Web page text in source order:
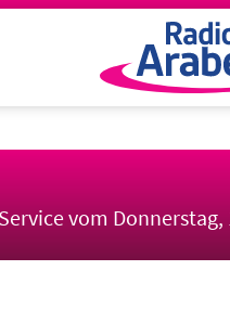
vom